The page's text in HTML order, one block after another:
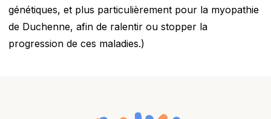
génétiques, et plus particulièrement pour la myopathie
de Duchenne, afin de ralentir ou stopper la
progression de ces maladies.)